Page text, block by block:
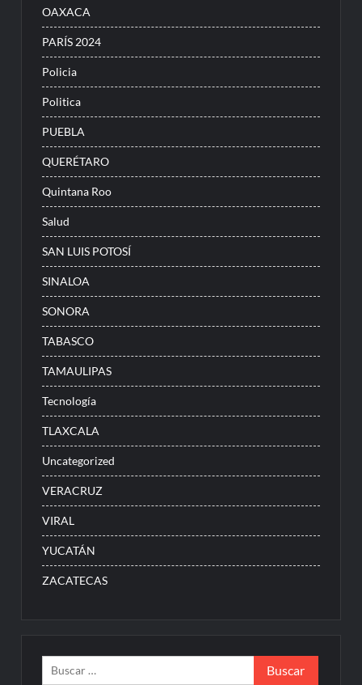
OAXACA
PARÍS 2024
Policia
Politica
PUEBLA
QUERÉTARO
Quintana Roo
Salud
SAN LUIS POTOSÍ
SINALOA
SONORA
TABASCO
TAMAULIPAS
Tecnología
TLAXCALA
Uncategorized
VERACRUZ
VIRAL
YUCATÁN
ZACATECAS
Buscar: